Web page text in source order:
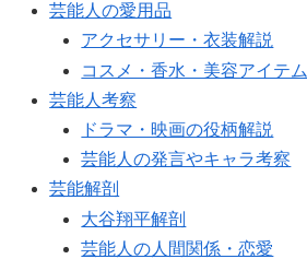
芸能人の愛用品
アクセサリー・衣装解説
コスメ・香水・美容アイテム
芸能人考察
ドラマ・映画の役柄解説
芸能人の発言やキャラ考察
芸能解剖
大谷翔平解剖
芸能人の人間関係・恋愛